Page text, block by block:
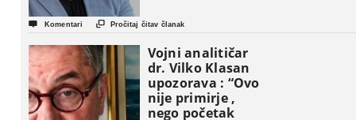
 Komentari  Pročitaj čitav članak
Vojni analitičar
dr. Vilko Klasan
upozorava : “Ovo
nije primirje ,
nego početak